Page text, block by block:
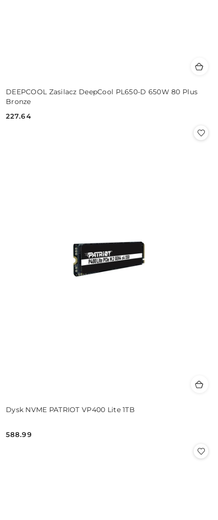
DEEPCOOL Zasilacz DeepCool PL650-D 650W 80 Plus
Bronze
Cena:
227.64
Dysk NVME PATRIOT VP400 Lite 1TB
Cena:
588.99